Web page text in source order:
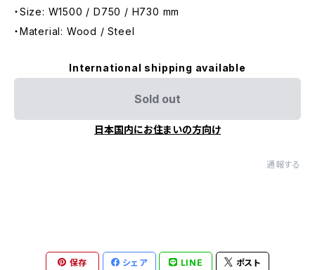
・Size: W1500 / D750 / H730 mm
・Material: Wood / Steel
International shipping available
Sold out
日本国内にお住まいの方向け
通報する
保存 シェア LINE ポスト